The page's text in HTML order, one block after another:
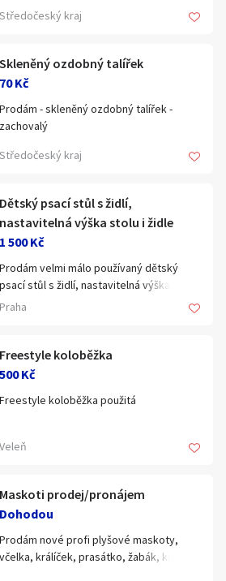
Středočeský kraj
Skleněný ozdobný talířek
70 Kč
Prodám - skleněný ozdobný talířek -
zachovalý
Středočeský kraj
Dětský psací stůl s židlí,
nastavitelná výška stolu i židle
1 500 Kč
Prodám velmi málo používaný dětský
psací stůl s židlí, nastavitelná výška stolu
i židle.
až 40°, nosnost stolu 75 kg, nosnost židle
100 kg, materiály MDF, ocel, plast
Výškově nastavitelný stůl i židle
Bezpečnostní prvky bránící poranění
Zásuvka s organizérem
Háček pro pověšení aktovky
Rozměry: 664 × 474 × 540 ~ 760 mm
Velikost pracovní plochy: 664 × 474 × 15
mm
Praha
Freestyle koloběžka
500 Kč
Freestyle koloběžka použitá
Veleň
Maskoti prodej/pronájem
Dohodou
Prodám nové profi plyšové maskoty,
včelka, králíček, prasátko, žabák, kůň,